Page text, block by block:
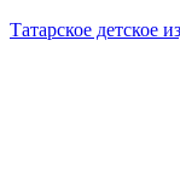
Татарское детское